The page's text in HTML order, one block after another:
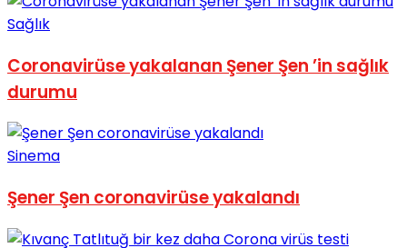
No Result
View All Result
Sağlık
Coronavirüse yakalanan Şener Şen ’in sağlık
durumu
Sinema
Şener Şen coronavirüse yakalandı